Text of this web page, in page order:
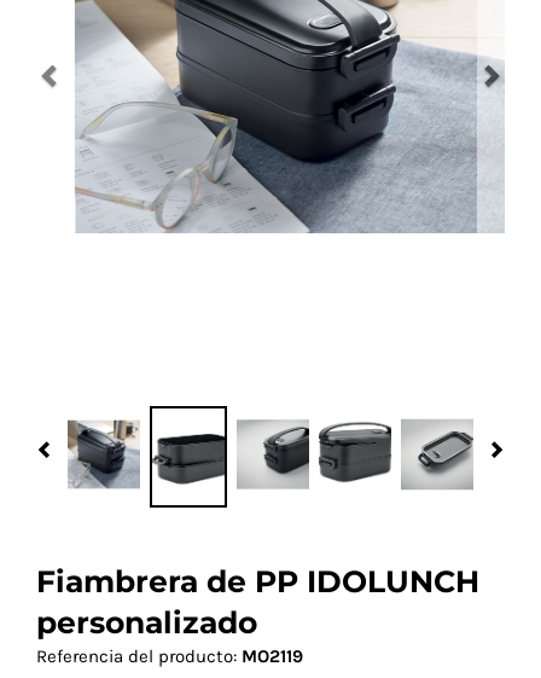
Navidad 🎄 Invierno
Tecnología
Más Regalos
Previous
Fiambrera de PP IDOLUNCH
personalizado
Referencia del producto: MO2119